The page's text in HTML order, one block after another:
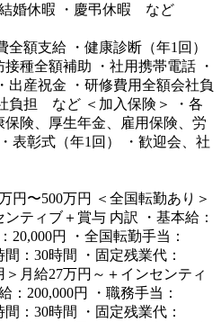
結婚休暇
・慶弔休暇 など
全額支給
・健康診断（年1回）
接種全額補助
・社用携帯電話
・
・出産祝金
・研修費用全額会社負
負担 など ＜加入保険＞
・各
険、厚生年金、雇用保険、労
・表彰式（年1回）
・歓迎会、社
円〜500万円
＜全国転勤あり＞
ンティブ＋賞与 内訳
・基本給：
20,000円
・全国転勤手当：
間：30時間
・固定残業代：
＞月給27万円～＋インセンティ
：200,000円
・職務手当：
間：30時間
・固定残業代：